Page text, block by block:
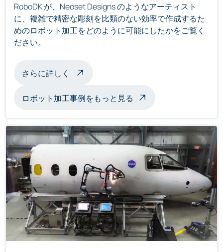
RoboDK が、Neoset Designs のようなアーティスト
に、複雑で精密な彫刻を比類のない効率で作成するた
めのロボット加工をどのように可能にしたかをご覧く
ださい。
さらに詳しく ロボット加工彫刻について
ロボット加工事例をもっと見る